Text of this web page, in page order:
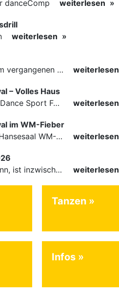
danceComp
weiterlesen
weiterlesen
Auch international wurde getanzt in Ungarn am vergangenen Wochenende
weiterlesen
– Volles Haus
Am letzten Tag können sich die Besucher des Dance Sport Festivals erneut auf internationale Festivalatmosphäre freuen. Die knapp 1200 Aktiven vertreten mit Deutschland 43 Nationen. Mit Paaren aus 15…
weiterlesen
im WM-Fieber
Nachdem schon am ersten Tag zumindest im Hansesaal WM-Stimmung vom Feinsten herrschte, werden am Samstag nicht nur Tänzerinnen und Tänzer der Junioren die Stimmung ordentlich anheizen. Es erwartet alle -…
weiterlesen
Was mit dem Dancing Superstar Festival begann, ist inzwischen mit dem Dance Sport Festival Bremen zu einer festen Institution geworden. Zum fünften Mal treffen sich Paare, Funktionäre und Gäste zu diesem…
weiterlesen
Tanzen
Infos